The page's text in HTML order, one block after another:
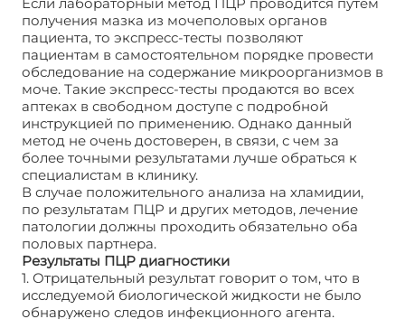
получения мазка из мочеполовых органов
пациента, то экспресс-тесты позволяют
пациентам в самостоятельном порядке провести
обследование на содержание микроорганизмов в
моче. Такие экспресс-тесты продаются во всех
аптеках в свободном доступе с подробной
инструкцией по применению. Однако данный
метод не очень достоверен, в связи, с чем за
более точными результатами лучше обраться к
специалистам в клинику.
В случае положительного анализа на хламидии,
по результатам ПЦР и других методов, лечение
патологии должны проходить обязательно оба
половых партнера.
Результаты ПЦР диагностики
1. Отрицательный результат говорит о том, что в
исследуемой биологической жидкости не было
обнаружено следов инфекционного агента.